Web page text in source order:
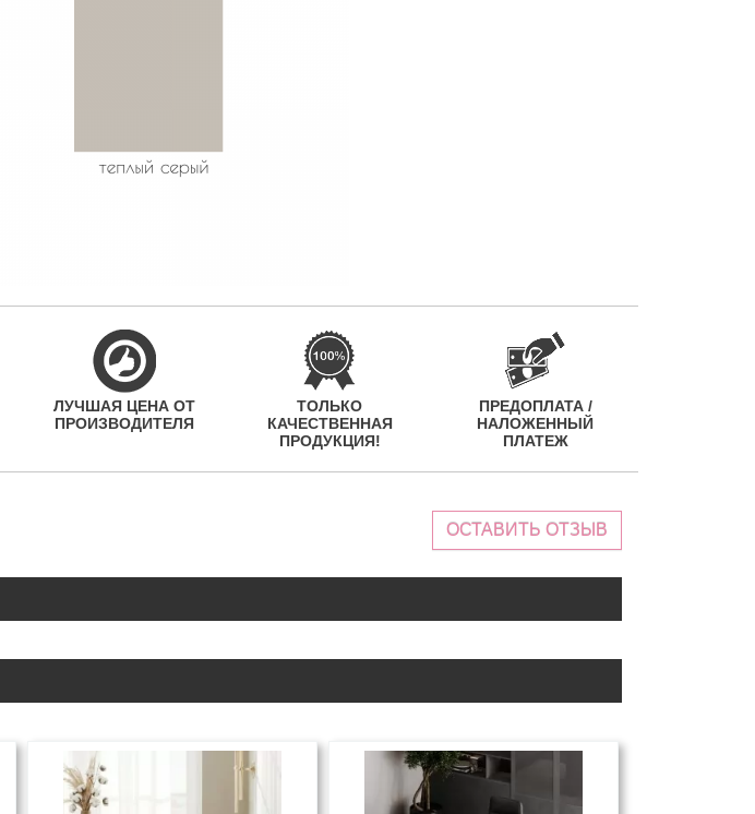
ЛУЧШАЯ ЦЕНА ОТ
ПРОИЗВОДИТЕЛЯ
ТОЛЬКО
КАЧЕСТВЕННАЯ
ПРОДУКЦИЯ!
ПРЕДОПЛАТА /
НАЛОЖЕННЫЙ
ПЛАТЕЖ
ОСТАВИТЬ ОТЗЫВ